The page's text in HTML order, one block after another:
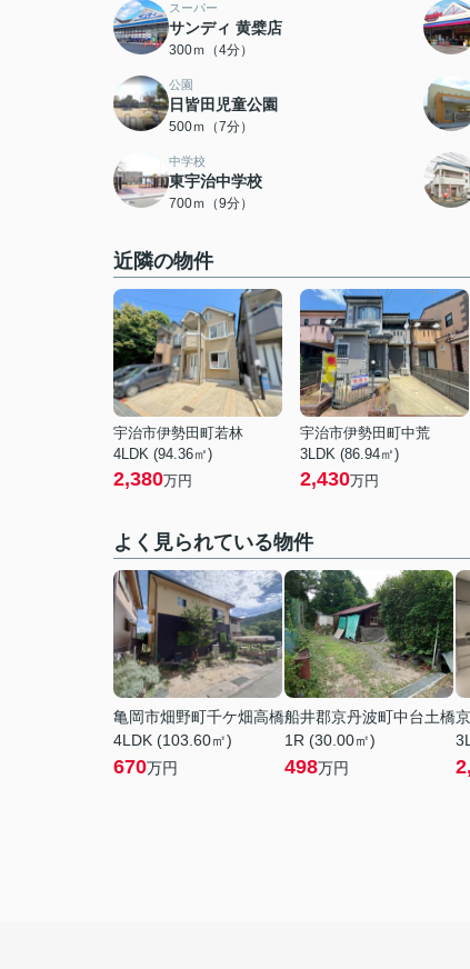
スーパー
サンディ 黄檗店
300ｍ（4分）
公園
日皆田児童公園
500ｍ（7分）
中学校
東宇治中学校
700ｍ（9分）
近隣の物件
宇治市伊勢田町若林
4LDK (94.36㎡)
2,380万円
宇治市伊勢田町中荒
3LDK (86.94㎡)
2,430万円
よく見られている物件
亀岡市畑野町千ケ畑高橋
4LDK (103.60㎡)
670万円
船井郡京丹波町中台土橋
1R (30.00㎡)
498万円